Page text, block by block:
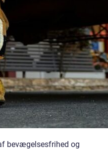
bevægelsesfrihed og